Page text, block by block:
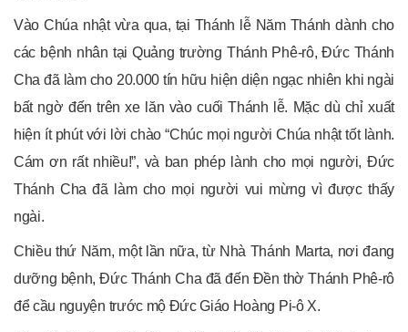
Vào Chúa nhật vừa qua, tại Thánh lễ Năm Thánh dành cho
các bệnh nhân tại Quảng trường Thánh Phê-rô, Đức Thánh
Cha đã làm cho 20.000 tín hữu hiện diện ngạc nhiên khi ngài
bất ngờ đến trên xe lăn vào cuối Thánh lễ. Mặc dù chỉ xuất
hiện ít phút với lời chào “Chúc mọi người Chúa nhật tốt lành.
Cám ơn rất nhiều!”, và ban phép lành cho mọi người, Đức
Thánh Cha đã làm cho mọi người vui mừng vì được thấy
ngài.
Chiều thứ Năm, một lần nữa, từ Nhà Thánh Marta, nơi đang
dưỡng bệnh, Đức Thánh Cha đã đến Đền thờ Thánh Phê-rô
để cầu nguyện trước mộ Đức Giáo Hoàng Pi-ô X.